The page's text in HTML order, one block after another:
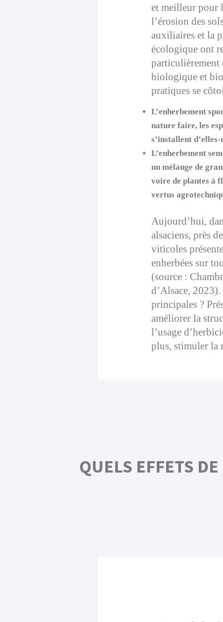
et meilleur pour
l’érosion des
auxiliaires et la
écologique ont
particulièrement
biologique et
pratiques se
L’enherbement
nature faire, les
s’installent d’elles-
L’enherbement
un mélange de
voire de plantes à
vertus
Aujourd’hui,
alsaciens, près
viticoles
enherbées sur
(source :
d’Alsace,
principales ?
améliorer la
l’usage
plus, stimuler la
QUELS EFFETS